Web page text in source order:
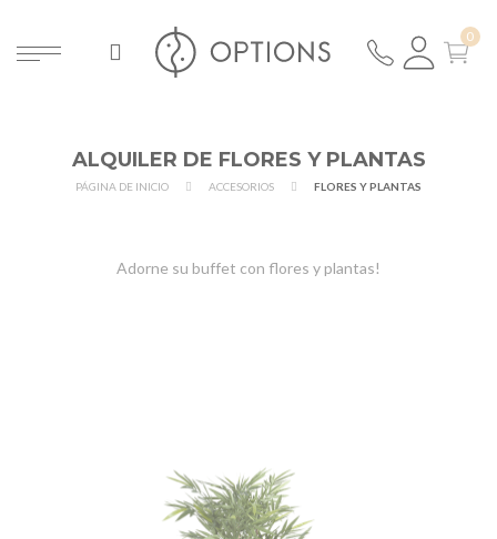
ALQUILER DE FLORES Y PLANTAS
PÁGINA DE INICIO ACCESORIOS FLORES Y PLANTAS
Adorne su buffet con flores y plantas!